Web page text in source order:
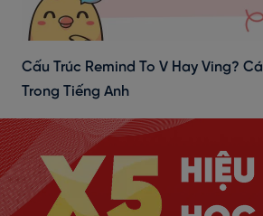
Cấu Trúc Remind To V Hay Ving?
Trong Tiếng Anh